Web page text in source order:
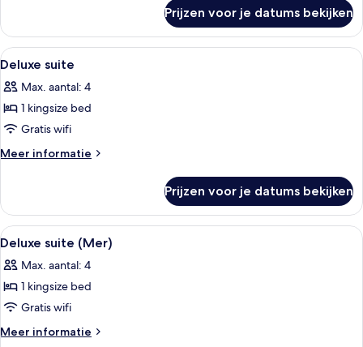
suite
(Prestige
Mer)
Prijzen voor je datums bekijken
Alle
foto's
voor
Deluxe
suite
laden
Een kamer met een kroonluchter,
5
Deluxe suite
Max. aantal: 4
1 kingsize bed
Gratis wifi
Meer informatie
Meer
suite
Prijzen voor je datums bekijken
Alle
foto's
voor
Deluxe
suite
(Mer)
Een haardroger, badjassen,
5
Deluxe suite (Mer)
Max. aantal: 4
1 kingsize bed
Gratis wifi
Meer informatie
Meer